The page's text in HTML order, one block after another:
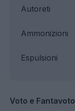
Ammonizioni
Espulsioni
Autoreti
Voto e Fantavoto